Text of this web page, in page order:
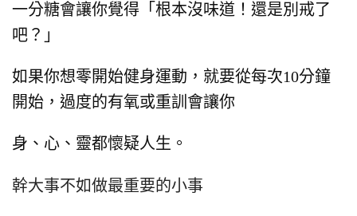
一分糖會讓你覺得「根本沒味道！還是別戒了
吧？」
如果你想零開始健身運動， 就要從每次10分鐘
開始， 過度的有氧或重訓會讓你
身、心、靈都懷疑人生。
幹大事不如做最重要的小事